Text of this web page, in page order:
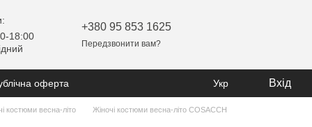
18:00
+380 95 853 1625
Передзвонити вам?
оферта Укр Вхід
костюми весна-літо Жіночі костюми весна-літо COSACCH